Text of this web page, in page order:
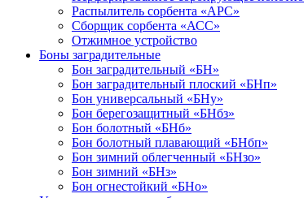
Распылитель сорбента «АРС»
Сборщик сорбента «АСС»
Отжимное устройство
Боны заградительные
Бон заградительный «БН»
Бон заградительный плоский «БНп»
Бон универсальный «БНу»
Бон берегозащитный «БНбз»
Бон болотный «БНб»
Бон болотный плавающий «БНбп»
Бон зимний облегченный «БНзо»
Бон зимний «БНз»
Бон огнестойкий «БНо»